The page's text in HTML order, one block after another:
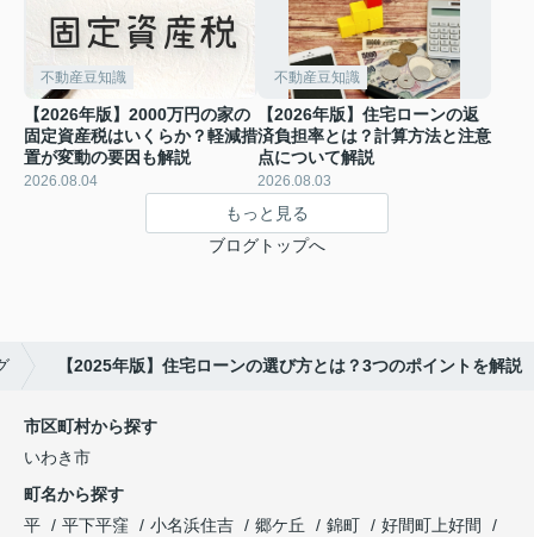
不動産豆知識
【2026年版】2000万円の家の
固定資産税はいくらか？軽減措
置が変動の要因も解説
2026.08.04
不動産豆知識
【2026年版】住宅ローンの返
済負担率とは？計算方法と注意
点について解説
2026.08.03
もっと見る
ブログトップへ
【2025年版】住宅ローンの選び方とは？3つのポイントを解説
市区町村から探す
いわき市
町名から探す
平
平下平窪 小名浜住吉 郷ケ丘 錦町
好間町上好間